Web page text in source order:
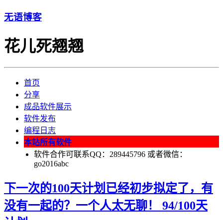
无语博客
花儿死翘翘
首页
分享
成品软件展示
软件发布
编程日志
本站所有软件
软件合作可联系QQ：289445796 或者微信：
go2016abc
下一次的100天计划已经初步拟定了，有
没有一起的？一个人太无聊！ 94/100天